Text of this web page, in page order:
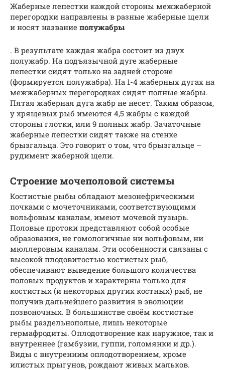
Жаберные лепестки каждой стороны межжаберной
перего­родки направлены в разные жаберные щели
и носят название полужабры
. В результате каждая жабра состоит из двух
полужабр. На подъязычной дуге жаберные
лепестки сидят только на задней стороне
(формируется полужабра). На 1-4 жаберных дугах на
межжаберных перегородках сидят полные жабры.
Пятая жаберная дуга жабр не несет. Таким образом,
у хря­щевых рыб имеются 4,5 жабры с каждой
стороны глотки, или 9 полных ­жабр. Зачаточные
жаберные лепестки сидят также на стенке
брызгальца. Это говорит о том, что брызгальце –
рудимент жа­берной щели.
Строение мочеполовой системы
Костистые рыбы обладают мезонефрическими
почками с мочеточниками, соответствующими
вольфовым каналам, имеют мочевой пузырь.
Половые протоки представляют собой особые
образования, не гомологичные ни вольфовым, ни
мюллеровым каналам. Эти особенности связаны с
высокой плодовитостью костистых рыб,
обеспечивают выведение большого количества
половых продуктов и характерны только для
костистых (и некоторых других костных) рыб, не
получив дальнейшего развития в эволюции
позвоночных. В большинстве своём костистые
рыбы раздельнополые, лишь некоторые
гермафродиты. Оплодотворение как наружное, так и
внутреннее (гамбузии, гуппи, голомянки и др.).
Виды с внутренним оплодотворением, кроме
илистых прыгунов, рождают живых мальков.